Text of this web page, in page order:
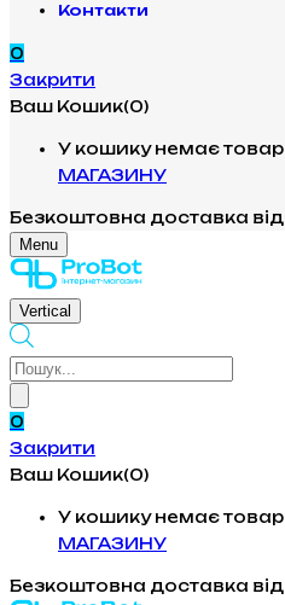
Контакти
0
Закрити
Ваш Кошик(0)
У кошику немає
МАГАЗИНУ
Безкоштовна доставка
Menu
Vertical
Products
0
Закрити
Ваш Кошик(0)
У кошику немає
МАГАЗИНУ
Безкоштовна доставка